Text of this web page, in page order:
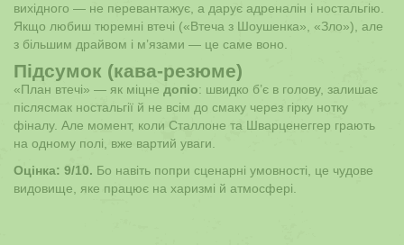
вихідного — не перевантажує, а дарує адреналін і ностальгію.
Якщо любиш тюремні втечі («Втеча з Шоушенка», «Зло»), але
з більшим драйвом і м’язами — це саме воно.
Підсумок (кава-резюме)
«План втечі» — як міцне допіо: швидко б’є в голову, залишає
післясмак ностальгії й не всім до смаку через гірку нотку
фіналу. Але момент, коли Сталлоне та Шварценеггер грають
на одному полі, вже вартий уваги.
Оцінка: 9/10. Бо навіть попри сценарні умовності, це чудове
видовище, яке працює на харизмі й атмосфері.